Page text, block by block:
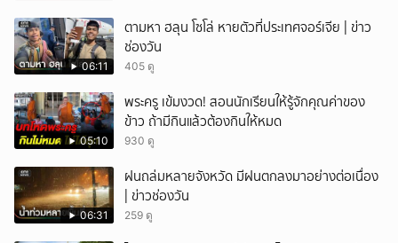
06:11
ตามหา ฮลุน โซโล่ หายตัวที่ประเทศจอร์เจีย | ข่าว
ช่องวัน
405 ดู
05:10
พระครู เข้มงวด! สอนนักเรียนให้รู้จักคุณค่าของ
ข้าว ถ้ามีกินแล้วต้องกินให้หมด
930 ดู
06:31
ฝนถล่มหลายจังหวัด มีฝนตกลงมาอย่างต่อเนื่อง
| ข่าวช่องวัน
259 ดู